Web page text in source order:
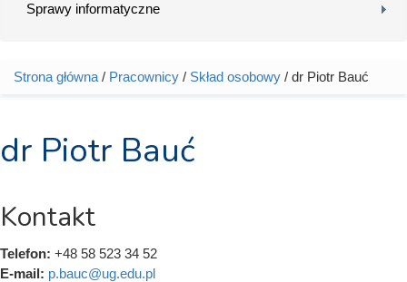
Sprawy informatyczne
Jesteś tutaj
Strona główna / Pracownicy / Skład osobowy / dr Piotr Bauć
dr Piotr Bauć
Kontakt
Telefon: +48 58 523 34 52
E-mail: p.bauc@ug.edu.pl